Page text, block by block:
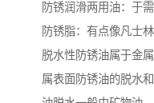
防锈润滑两用油：于
防锈脂：有点像凡士
脱水性防锈油属于金
属表面防锈油的脱水